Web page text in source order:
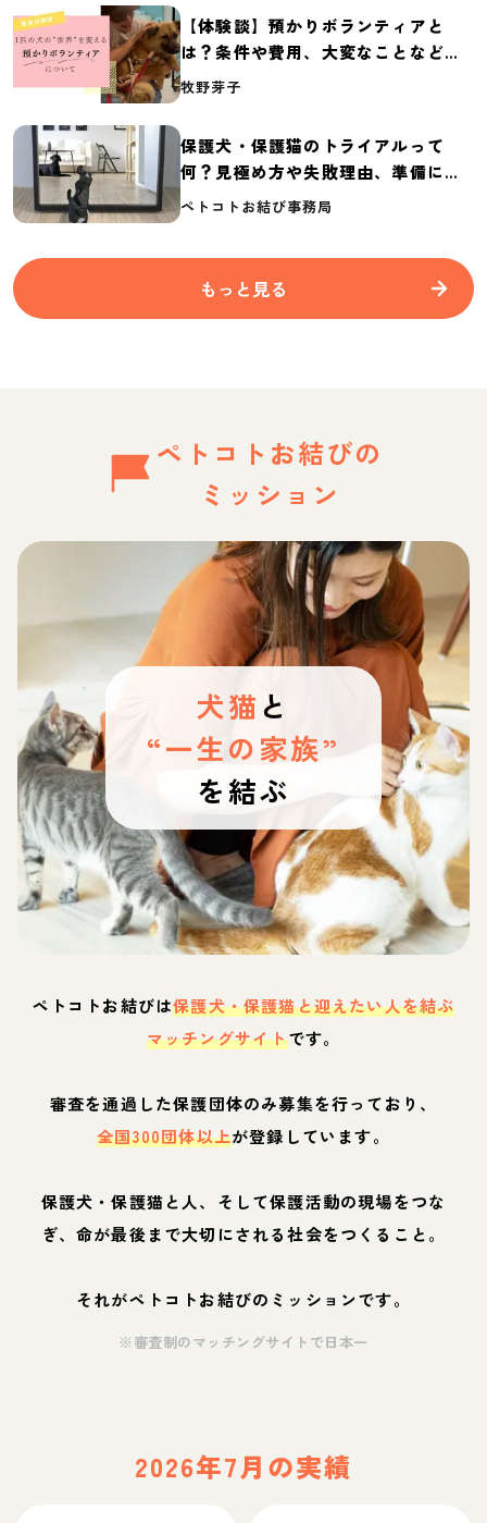
【体験談】預かりボランティアと
は？条件や費用、大変なことなど紹
介
牧野芽子
保護犬・保護猫のトライアルって
何？見極め方や失敗理由、準備に必
要なものを紹介
ペトコトお結び事務局
もっと見る
ペトコトお結びの
ミッション
犬猫 と
“一生の家族”
を結ぶ
ペトコトお結びは保護犬・保護猫と迎えたい人を結ぶ
マッチングサイトです。
審査を通過した保護団体のみ募集を行っており、
全国300団体以上が登録しています。
保護犬・保護猫と人、そして保護活動の現場をつな
ぎ、命が最後まで大切にされる社会をつくること。
それがペトコトお結びのミッションです。
※審査制のマッチングサイトで日本一
2026年7月の実績